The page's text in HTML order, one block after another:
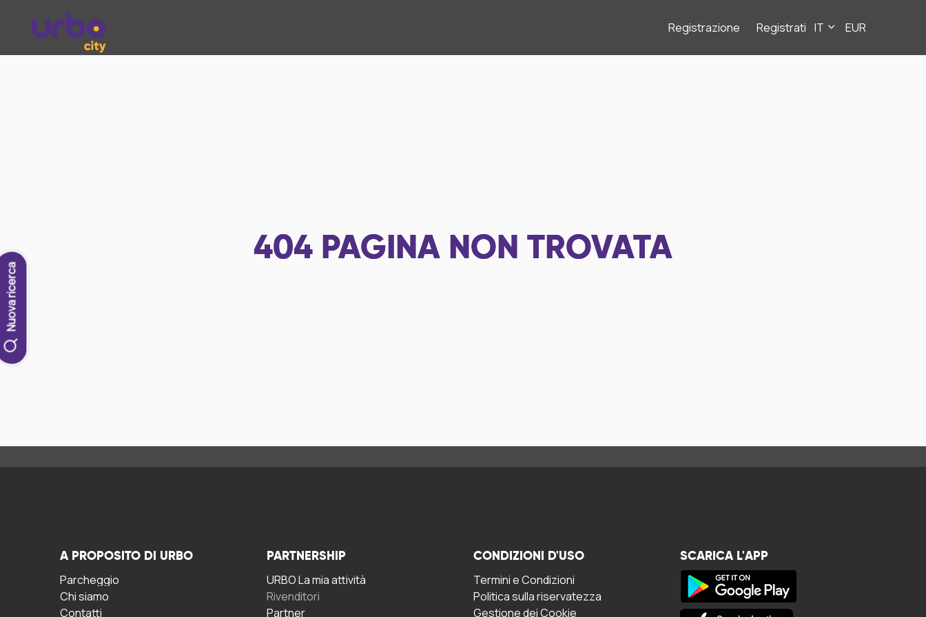
Registrazione Registrati IT EUR
Nuova ricerca
404 PAGINA NON TROVATA
A PROPOSITO DI URBO
Parcheggio
Chi siamo
Contatti
PARTNERSHIP
URBO La mia attività
Rivenditori
Partner
CONDIZIONI D'USO
Termini e Condizioni
Politica sulla riservatezza
Gestione dei Cookie
SCARICA L'APP